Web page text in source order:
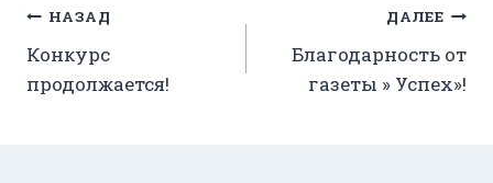
Навигация
по
НАЗАД
Конкурс
продолжается!
ДАЛЕЕ
Благодарность от
газеты » Успех»!